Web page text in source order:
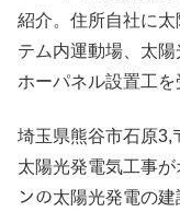
紹介。住所自社に
テム内運動場、太
ホーパネル設置工を
埼玉県熊谷市石原3,
太陽光発電気工事
ンの太陽光発電の